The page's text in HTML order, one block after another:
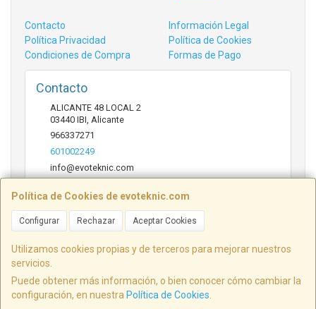
Política de Cookies de evoteknic.com
Configurar Rechazar Aceptar Cookies
Utilizamos cookies propias y de terceros para mejorar nuestros
servicios.
Puede obtener más información, o bien conocer cómo cambiar la
configuración, en nuestra Política de Cookies
Contacto
Información Legal
Política Privacidad
Política de Cookies
Condiciones de Compra
Formas de Pago
Contacto
ALICANTE 48 LOCAL 2
03440 IBI Alicante
966337271
601002249
info@evoteknic.com
Horario
ALICANTE 48 LOCAL 2, 03440, Alicante, España. - C.I.F.: B54578497 - Tfno:
601002249